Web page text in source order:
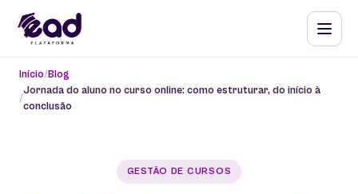
Início Blog
Jornada do aluno no curso online: como estruturar, do início à
conclusão
GESTÃO DE CURSOS